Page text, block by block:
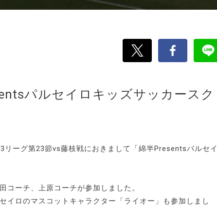
パルセイロキッズサッカースク
ーグ第23節vs藤枝戦におきまして「綿半Presentsパルセイ
コーチ、上原コーチが参加しました。
イロのマスコットキャラクター「ライオー」も参加しまし